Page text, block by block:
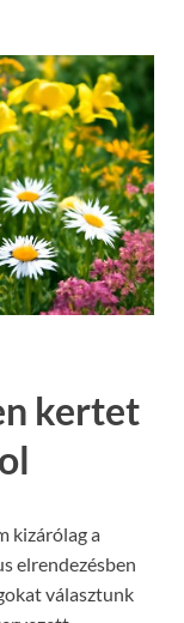
kertet
kizárólag a
elrendezésben
választunk